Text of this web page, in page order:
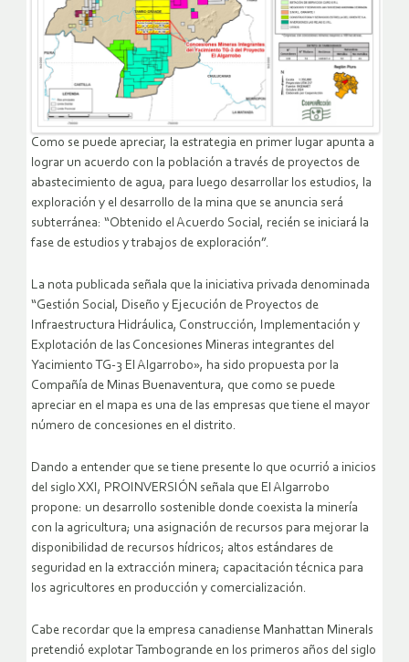
Como se puede apreciar, la estrategia en primer lugar apunta a
lograr un acuerdo con la población a través de proyectos de
abastecimiento de agua, para luego desarrollar los estudios, la
exploración y el desarrollo de la mina que se anuncia será
subterránea: “Obtenido el Acuerdo Social, recién se iniciará la
fase de estudios y trabajos de exploración”.
La nota publicada señala que la iniciativa privada denominada
“Gestión Social, Diseño y Ejecución de Proyectos de
Infraestructura Hidráulica, Construcción, Implementación y
Explotación de las Concesiones Mineras integrantes del
Yacimiento TG-3 El Algarrobo», ha sido propuesta por la
Compañía de Minas Buenaventura, que como se puede
apreciar en el mapa es una de las empresas que tiene el mayor
número de concesiones en el distrito.
Dando a entender que se tiene presente lo que ocurrió a inicios
del siglo XXI, PROINVERSIÓN señala que El Algarrobo
propone: un desarrollo sostenible donde coexista la minería
con la agricultura; una asignación de recursos para mejorar la
disponibilidad de recursos hídricos; altos estándares de
seguridad en la extracción minera; capacitación técnica para
los agricultores en producción y comercialización.
Cabe recordar que la empresa canadiense Manhattan Minerals
pretendió explotar Tambogrande en los primeros años del siglo